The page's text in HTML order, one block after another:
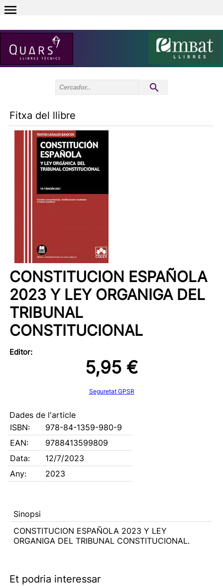
Inici sessió 0
Fitxa del llibre
CONSTITUCION ESPAÑOLA
2023 Y LEY ORGANIGA DEL
TRIBUNAL
CONSTITUCIONAL
Editor:
5,95 €
Seguretat GPSR
Dades de l'article
ISBN:
978-84-1359-980-9
EAN:
9788413599809
Data:
12/7/2023
Any:
2023
Sinopsi
CONSTITUCION ESPAÑOLA 2023 Y LEY
ORGANIGA DEL TRIBUNAL CONSTITUCIONAL.
Et podria interessar